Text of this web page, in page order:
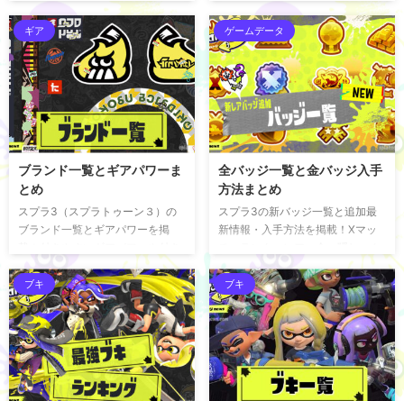
最新情報を掲載！クマフェスやビ
ッグラン、バイトチームコンテス
トの次の開催予定から報酬、遊び
方までまとめている。サーモンラ
ン攻略の際の参考にどうぞ！ サー
モンラン最新情報 ビッグラン ビッ
グランとは、通常のステージとは
異なった場所にシャケ達が襲って
くる特別なイベントだ。街に攻め
てきたシャケを倒して、バイター
達が街を守るといったコンセプト
になっている。金イクラ数のハイ
スコアに応じてランキング化さ
入手できるぞ！ クマフェス ...
明しているぞ。おすすめの練習方
法や設定方法もまとめているので
参考にどうぞ！ 最初にやること
NintendoSwitch本体に
「Splatoon３（スプラトゥーン
３）」ソフトのゲームカードを挿
入またはダウンロード版をダウン
ロードしよう。 スプラトゥーン２
の引継ぎ設定 まずはじめに、スプ
ラトゥーン２をプレイしたことが
ある場合はデータの引継ぎ設定を
行うことができる。データを引継
ぎたい場合は必ず忘れずに設定し
ギア
ブランド一覧とギアパワーま
とめ
スプラ3（スプラトゥーン３）の
ブランド一覧とギアパワーを掲
にくいギアパワー、新しいブラン
ドの追加情報もまとめている。 新
ブランドが追加 エゾッコリー 新シ
ーズン3月1日から、既存のブラン
ドである「ホッコリー」と「エゾ
ッコ」が合併して生まれた新ブラ
ンド「エゾッコリー」が追加。カ
ラフルでかわいいポップなデザイ
ゲームデータ
全バッジ一覧と金バッジ入手
方法まとめ
スプラ3の新バッジ一覧と追加最
新情報・入手方法を掲載！Xマッ
マサン・パルコ・シオカラ・売店
バッジなどスプラトゥーン3の全
部のバッジと解放条件をまとめて
いるぞ！ 新バッジ追加！最新情報
新シーズン開幕とともに新しいバ
ッジも追加された。各シーズンで
追加されたバッジの最新情報につ
いてまとめている。 2025夏
ブキ ブキ